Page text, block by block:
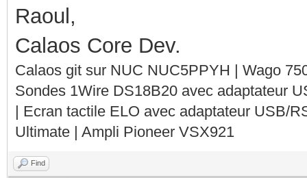
Raoul,
Calaos Core Dev.
Calaos git sur NUC NUC5PPYH | Wago
Sondes 1Wire DS18B20 avec adaptateur
| Ecran tactile ELO avec adaptateur USB/
Ultimate | Ampli Pioneer VSX921
Find